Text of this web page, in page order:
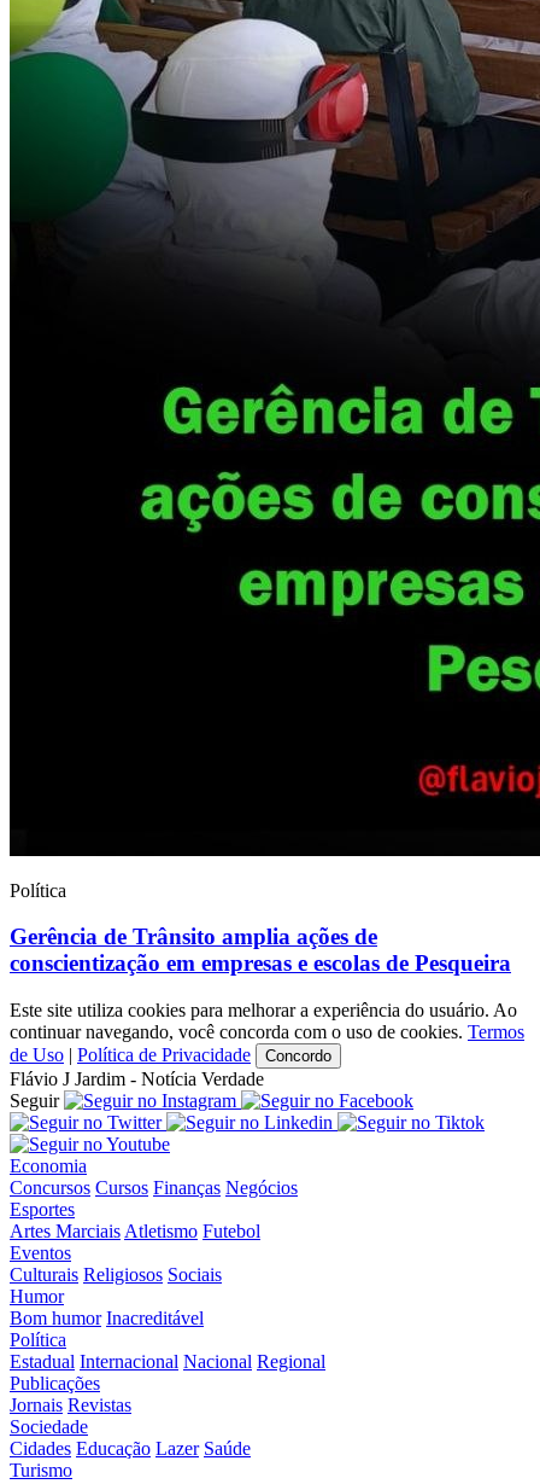
Política
Gerência de Trânsito amplia ações de
conscientização em empresas e escolas de Pesqueira
Este site utiliza cookies para melhorar a experiência do usuário. Ao
continuar navegando, você concorda com o uso de cookies. Termos
de Uso | Política de Privacidade Concordo
Flávio J Jardim - Notícia Verdade
Seguir
Economia
Concursos Cursos Finanças Negócios
Esportes
Artes Marciais Atletismo Futebol
Eventos
Culturais Religiosos Sociais
Humor
Bom humor Inacreditável
Política
Estadual Internacional Nacional Regional
Publicações
Jornais Revistas
Sociedade
Cidades Educação Lazer Saúde
Turismo